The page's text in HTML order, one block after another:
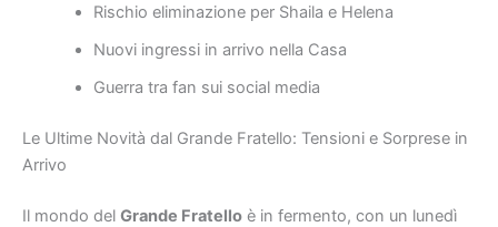
Rischio eliminazione per Shaila e Helena
Nuovi ingressi in arrivo nella Casa
Guerra tra fan sui social media
Le Ultime Novità dal Grande Fratello: Tensioni e Sorprese in
Arrivo
Il mondo del Grande Fratello è in fermento, con un lunedì